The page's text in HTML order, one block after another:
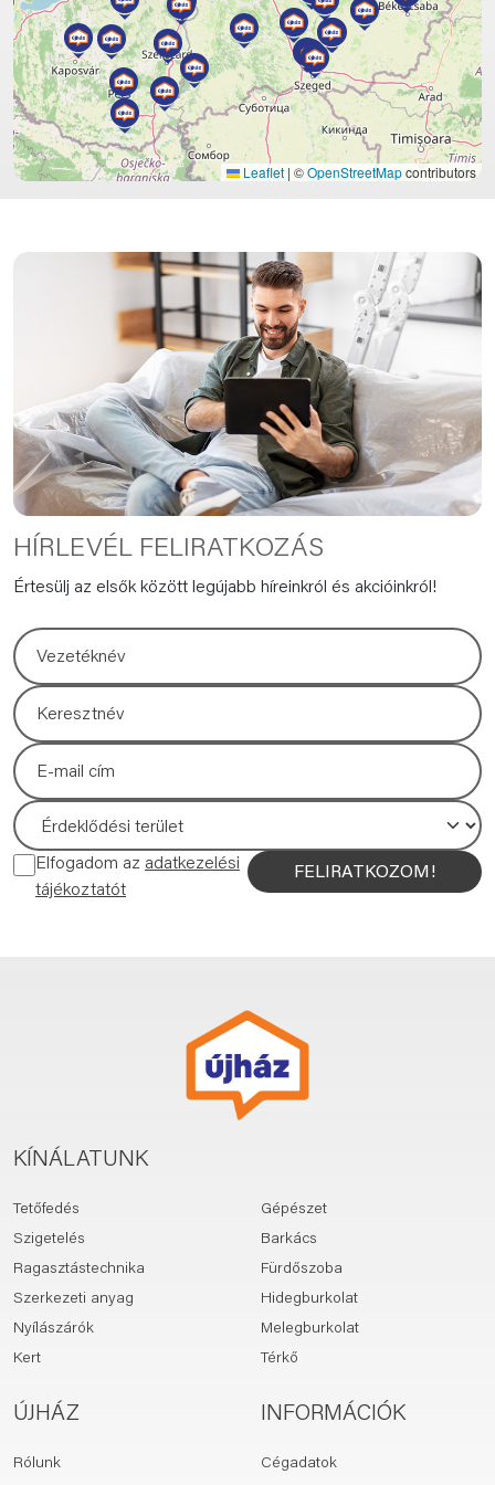
Leaflet | ©OpenStreetMapcontributors
HÍRLEVÉL FELIRATKOZÁS
Értesülj az elsők között legújabb híreinkról és akcióinkról!
Elfogadom az adatkezelési
tájékoztatót
FELIRATKOZOM!
KÍNÁLATUNK
Tetőfedés
Szigetelés
Ragasztástechnika
Szerkezeti anyag
Nyílászárók
Kert
Gépészet
Barkács
Fürdőszoba
Hidegburkolat
Melegburkolat
Térkő
ÚJHÁZ
Rólunk
INFORMÁCIÓK
Cégadatok